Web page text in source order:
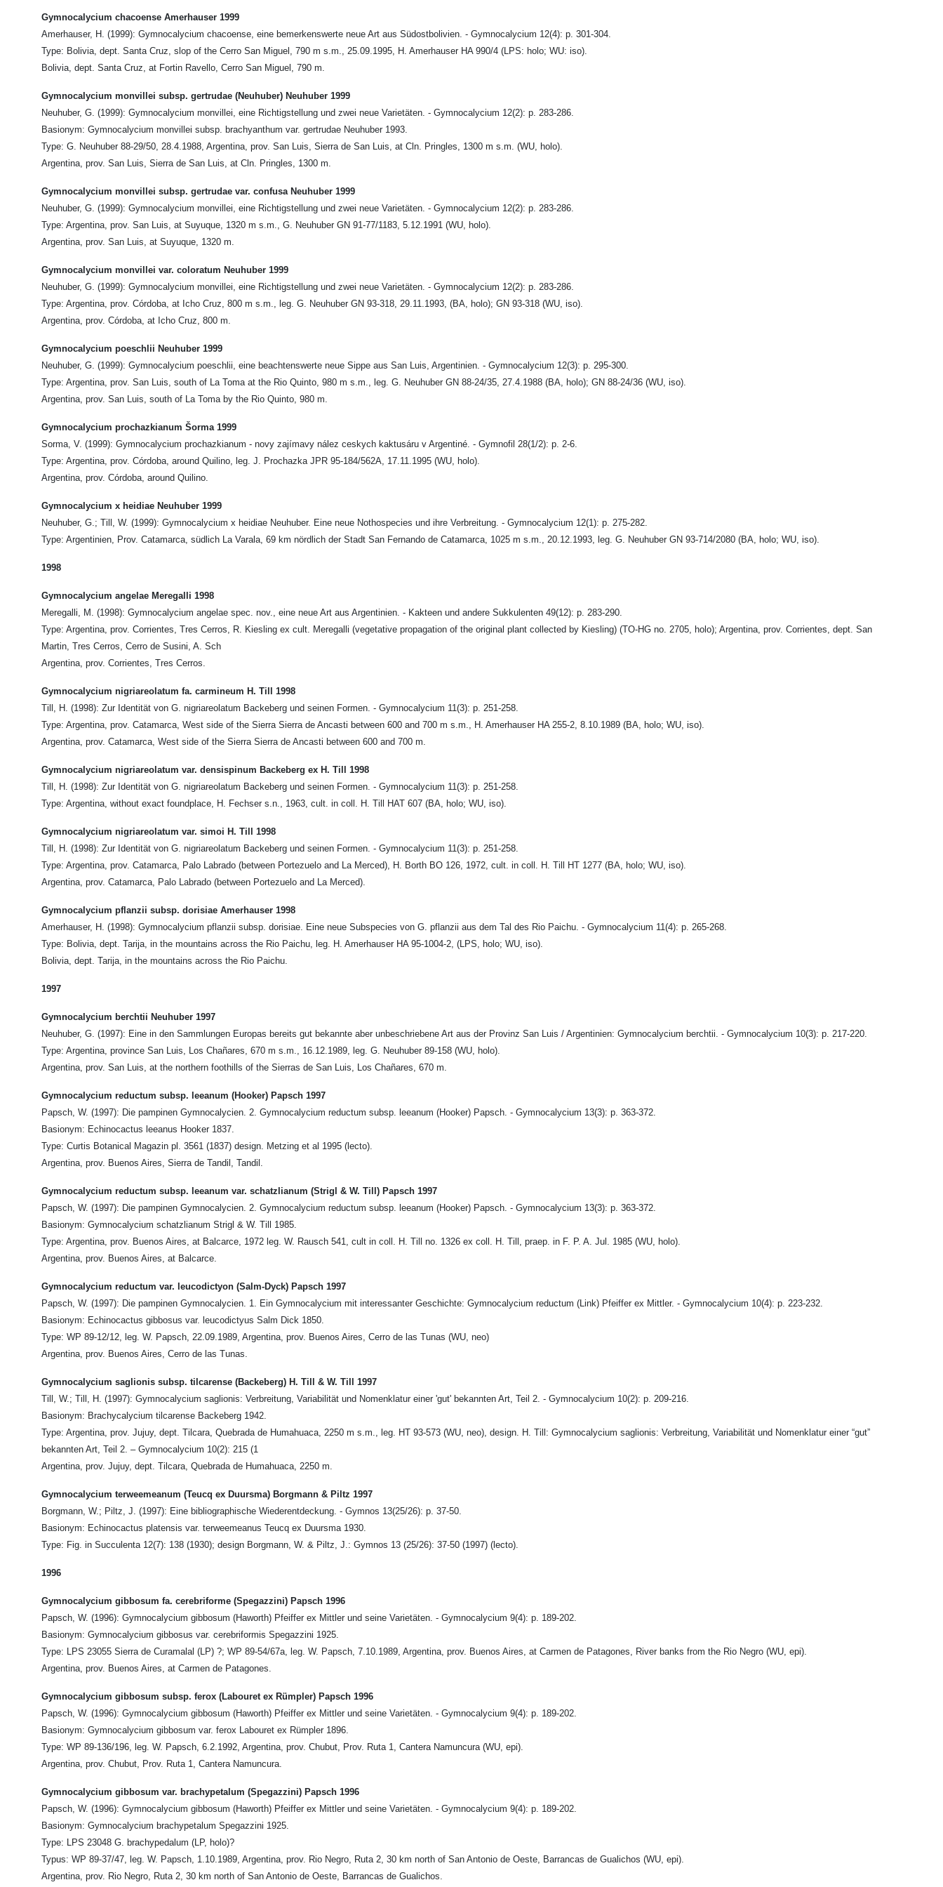
Gymnocalycium chacoense Amerhauser 1999
Amerhauser, H. (1999): Gymnocalycium chacoense, eine bemerkenswerte neue Art aus Südostbolivien. - Gymnocalycium 12(4): p. 301-304.
Type: Bolivia, dept. Santa Cruz, slop of the Cerro San Miguel, 790 m s.m., 25.09.1995, H. Amerhauser HA 990/4 (LPS: holo; WU: iso).
Bolivia, dept. Santa Cruz, at Fortin Ravello, Cerro San Miguel, 790 m.
Gymnocalycium monvillei subsp. gertrudae (Neuhuber) Neuhuber 1999
Neuhuber, G. (1999): Gymnocalycium monvillei, eine Richtigstellung und zwei neue Varietäten. - Gymnocalycium 12(2): p. 283-286.
Basionym: Gymnocalycium monvillei subsp. brachyanthum var. gertrudae Neuhuber 1993.
Type: G. Neuhuber 88-29/50, 28.4.1988, Argentina, prov. San Luis, Sierra de San Luis, at Cln. Pringles, 1300 m s.m. (WU, holo).
Argentina, prov. San Luis, Sierra de San Luis, at Cln. Pringles, 1300 m.
Gymnocalycium monvillei subsp. gertrudae var. confusa Neuhuber 1999
Neuhuber, G. (1999): Gymnocalycium monvillei, eine Richtigstellung und zwei neue Varietäten. - Gymnocalycium 12(2): p. 283-286.
Type: Argentina, prov. San Luis, at Suyuque, 1320 m s.m., G. Neuhuber GN 91-77/1183, 5.12.1991 (WU, holo).
Argentina, prov. San Luis, at Suyuque, 1320 m.
Gymnocalycium monvillei var. coloratum Neuhuber 1999
Neuhuber, G. (1999): Gymnocalycium monvillei, eine Richtigstellung und zwei neue Varietäten. - Gymnocalycium 12(2): p. 283-286.
Type: Argentina, prov. Córdoba, at Icho Cruz, 800 m s.m., leg. G. Neuhuber GN 93-318, 29.11.1993, (BA, holo); GN 93-318 (WU, iso).
Argentina, prov. Córdoba, at Icho Cruz, 800 m.
Gymnocalycium poeschlii Neuhuber 1999
Neuhuber, G. (1999): Gymnocalycium poeschlii, eine beachtenswerte neue Sippe aus San Luis, Argentinien. - Gymnocalycium 12(3): p. 295-300.
Type: Argentina, prov. San Luis, south of La Toma at the Rio Quinto, 980 m s.m., leg. G. Neuhuber GN 88-24/35, 27.4.1988 (BA, holo); GN 88-24/36 (WU, iso).
Argentina, prov. San Luis, south of La Toma by the Rio Quinto, 980 m.
Gymnocalycium prochazkianum Šorma 1999
Sorma, V. (1999): Gymnocalycium prochazkianum - novy zajímavy nález ceskych kaktusáru v Argentiné. - Gymnofil 28(1/2): p. 2-6.
Type: Argentina, prov. Córdoba, around Quilino, leg. J. Prochazka JPR 95-184/562A, 17.11.1995 (WU, holo).
Argentina, prov. Córdoba, around Quilino.
Gymnocalycium x heidiae Neuhuber 1999
Neuhuber, G.; Till, W. (1999): Gymnocalycium x heidiae Neuhuber. Eine neue Nothospecies und ihre Verbreitung. - Gymnocalycium 12(1): p. 275-282.
Type: Argentinien, Prov. Catamarca, südlich La Varala, 69 km nördlich der Stadt San Fernando de Catamarca, 1025 m s.m., 20.12.1993, leg. G. Neuhuber GN 93-714/2080 (BA, holo; WU, iso).
1998
Gymnocalycium angelae Meregalli 1998
Meregalli, M. (1998): Gymnocalycium angelae spec. nov., eine neue Art aus Argentinien. - Kakteen und andere Sukkulenten 49(12): p. 283-290.
Type: Argentina, prov. Corrientes, Tres Cerros, R. Kiesling ex cult. Meregalli (vegetative propagation of the original plant collected by Kiesling) (TO-HG no. 2705, holo); Argentina, prov. Corrientes, dept. San
Martin, Tres Cerros, Cerro de Susini, A. Sch
Argentina, prov. Corrientes, Tres Cerros.
Gymnocalycium nigriareolatum fa. carmineum H. Till 1998
Till, H. (1998): Zur Identität von G. nigriareolatum Backeberg und seinen Formen. - Gymnocalycium 11(3): p. 251-258.
Type: Argentina, prov. Catamarca, West side of the Sierra Sierra de Ancasti between 600 and 700 m s.m., H. Amerhauser HA 255-2, 8.10.1989 (BA, holo; WU, iso).
Argentina, prov. Catamarca, West side of the Sierra Sierra de Ancasti between 600 and 700 m.
Gymnocalycium nigriareolatum var. densispinum Backeberg ex H. Till 1998
Till, H. (1998): Zur Identität von G. nigriareolatum Backeberg und seinen Formen. - Gymnocalycium 11(3): p. 251-258.
Type: Argentina, without exact foundplace, H. Fechser s.n., 1963, cult. in coll. H. Till HAT 607 (BA, holo; WU, iso).
Gymnocalycium nigriareolatum var. simoi H. Till 1998
Till, H. (1998): Zur Identität von G. nigriareolatum Backeberg und seinen Formen. - Gymnocalycium 11(3): p. 251-258.
Type: Argentina, prov. Catamarca, Palo Labrado (between Portezuelo and La Merced), H. Borth BO 126, 1972, cult. in coll. H. Till HT 1277 (BA, holo; WU, iso).
Argentina, prov. Catamarca, Palo Labrado (between Portezuelo and La Merced).
Gymnocalycium pflanzii subsp. dorisiae Amerhauser 1998
Amerhauser, H. (1998): Gymnocalycium pflanzii subsp. dorisiae. Eine neue Subspecies von G. pflanzii aus dem Tal des Rio Paichu. - Gymnocalycium 11(4): p. 265-268.
Type: Bolivia, dept. Tarija, in the mountains across the Rio Paichu, leg. H. Amerhauser HA 95-1004-2, (LPS, holo; WU, iso).
Bolivia, dept. Tarija, in the mountains across the Rio Paichu.
1997
Gymnocalycium berchtii Neuhuber 1997
Neuhuber, G. (1997): Eine in den Sammlungen Europas bereits gut bekannte aber unbeschriebene Art aus der Provinz San Luis / Argentinien: Gymnocalycium berchtii. - Gymnocalycium 10(3): p. 217-220.
Type: Argentina, province San Luis, Los Chañares, 670 m s.m., 16.12.1989, leg. G. Neuhuber 89-158 (WU, holo).
Argentina, prov. San Luis, at the northern foothills of the Sierras de San Luis, Los Chañares, 670 m.
Gymnocalycium reductum subsp. leeanum (Hooker) Papsch 1997
Papsch, W. (1997): Die pampinen Gymnocalycien. 2. Gymnocalycium reductum subsp. leeanum (Hooker) Papsch. - Gymnocalycium 13(3): p. 363-372.
Basionym: Echinocactus leeanus Hooker 1837.
Type: Curtis Botanical Magazin pl. 3561 (1837) design. Metzing et al 1995 (lecto).
Argentina, prov. Buenos Aires, Sierra de Tandil, Tandil.
Gymnocalycium reductum subsp. leeanum var. schatzlianum (Strigl & W. Till) Papsch 1997
Papsch, W. (1997): Die pampinen Gymnocalycien. 2. Gymnocalycium reductum subsp. leeanum (Hooker) Papsch. - Gymnocalycium 13(3): p. 363-372.
Basionym: Gymnocalycium schatzlianum Strigl & W. Till 1985.
Type: Argentina, prov. Buenos Aires, at Balcarce, 1972 leg. W. Rausch 541, cult in coll. H. Till no. 1326 ex coll. H. Till, praep. in F. P. A. Jul. 1985 (WU, holo).
Argentina, prov. Buenos Aires, at Balcarce.
Gymnocalycium reductum var. leucodictyon (Salm-Dyck) Papsch 1997
Papsch, W. (1997): Die pampinen Gymnocalycien. 1. Ein Gymnocalycium mit interessanter Geschichte: Gymnocalycium reductum (Link) Pfeiffer ex Mittler. - Gymnocalycium 10(4): p. 223-232.
Basionym: Echinocactus gibbosus var. leucodictyus Salm Dick 1850.
Type: WP 89-12/12, leg. W. Papsch, 22.09.1989, Argentina, prov. Buenos Aires, Cerro de las Tunas (WU, neo)
Argentina, prov. Buenos Aires, Cerro de las Tunas.
Gymnocalycium saglionis subsp. tilcarense (Backeberg) H. Till & W. Till 1997
Till, W.; Till, H. (1997): Gymnocalycium saglionis: Verbreitung, Variabilität und Nomenklatur einer 'gut' bekannten Art, Teil 2. - Gymnocalycium 10(2): p. 209-216.
Basionym: Brachycalycium tilcarense Backeberg 1942.
Type: Argentina, prov. Jujuy, dept. Tilcara, Quebrada de Humahuaca, 2250 m s.m., leg. HT 93-573 (WU, neo), design. H. Till: Gymnocalycium saglionis: Verbreitung, Variabilität und Nomenklatur einer “gut”
bekannten Art, Teil 2. – Gymnocalycium 10(2): 215 (1
Argentina, prov. Jujuy, dept. Tilcara, Quebrada de Humahuaca, 2250 m.
Gymnocalycium terweemeanum (Teucq ex Duursma) Borgmann & Piltz 1997
Borgmann, W.; Piltz, J. (1997): Eine bibliographische Wiederentdeckung. - Gymnos 13(25/26): p. 37-50.
Basionym: Echinocactus platensis var. terweemeanus Teucq ex Duursma 1930.
Type: Fig. in Succulenta 12(7): 138 (1930); design Borgmann, W. & Piltz, J.: Gymnos 13 (25/26): 37-50 (1997) (lecto).
1996
Gymnocalycium gibbosum fa. cerebriforme (Spegazzini) Papsch 1996
Papsch, W. (1996): Gymnocalycium gibbosum (Haworth) Pfeiffer ex Mittler und seine Varietäten. - Gymnocalycium 9(4): p. 189-202.
Basionym: Gymnocalycium gibbosus var. cerebriformis Spegazzini 1925.
Type: LPS 23055 Sierra de Curamalal (LP) ?; WP 89-54/67a, leg. W. Papsch, 7.10.1989, Argentina, prov. Buenos Aires, at Carmen de Patagones, River banks from the Rio Negro (WU, epi).
Argentina, prov. Buenos Aires, at Carmen de Patagones.
Gymnocalycium gibbosum subsp. ferox (Labouret ex Rümpler) Papsch 1996
Papsch, W. (1996): Gymnocalycium gibbosum (Haworth) Pfeiffer ex Mittler und seine Varietäten. - Gymnocalycium 9(4): p. 189-202.
Basionym: Gymnocalycium gibbosum var. ferox Labouret ex Rümpler 1896.
Type: WP 89-136/196, leg. W. Papsch, 6.2.1992, Argentina, prov. Chubut, Prov. Ruta 1, Cantera Namuncura (WU, epi).
Argentina, prov. Chubut, Prov. Ruta 1, Cantera Namuncura.
Gymnocalycium gibbosum var. brachypetalum (Spegazzini) Papsch 1996
Papsch, W. (1996): Gymnocalycium gibbosum (Haworth) Pfeiffer ex Mittler und seine Varietäten. - Gymnocalycium 9(4): p. 189-202.
Basionym: Gymnocalycium brachypetalum Spegazzini 1925.
Type: LPS 23048 G. brachypedalum (LP, holo)?
Typus: WP 89-37/47, leg. W. Papsch, 1.10.1989, Argentina, prov. Rio Negro, Ruta 2, 30 km north of San Antonio de Oeste, Barrancas de Gualichos (WU, epi).
Argentina, prov. Rio Negro, Ruta 2, 30 km north of San Antonio de Oeste, Barrancas de Gualichos.